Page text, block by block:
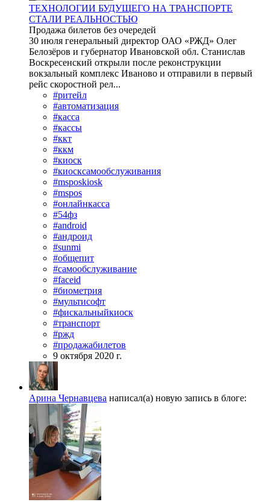
ТЕХНОЛОГИИ БУДУЩЕГО НА ТРАНСПОРТЕ
СТАЛИ РЕАЛЬНОСТЬЮ
Продажа билетов без очередей
30 июля генеральный директор ОАО «РЖД» Олег
Белозёров и губернатор Ивановской обл. Станислав
Воскресенский открыли после реконструкции
вокзальный комплекс Иваново и отправили в первый
рейс скоростной рел...
#ритейл
#автоматизация
#касса
#кассы
#ккт
#ккм
#киоск
#киосксамообслуживания
#msposkiosk
#mspos
#онлайнкасса
#54фз
#android
#андроид
#sunmi
#общепит
#самообслуживание
#faceid
#биометрия
#мультисофт
#фискальныйкиоск
#транспорт
#ржд
#продажабилетов
9 октября 2020 г.
Арина Чернавцева написал(а) новую запись в блоге: